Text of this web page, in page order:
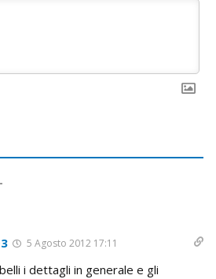
5 Agosto 2012 17:11
i dettagli in generale e gli